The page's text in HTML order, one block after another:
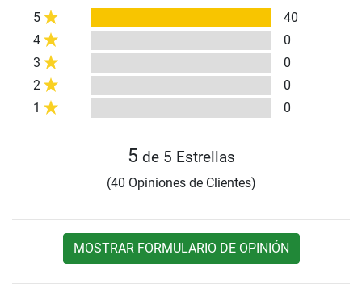
5
40
4
0
3
0
2
0
1
0
5 de 5 Estrellas
(40 Opiniones de Clientes)
MOSTRAR FORMULARIO DE OPINIÓN